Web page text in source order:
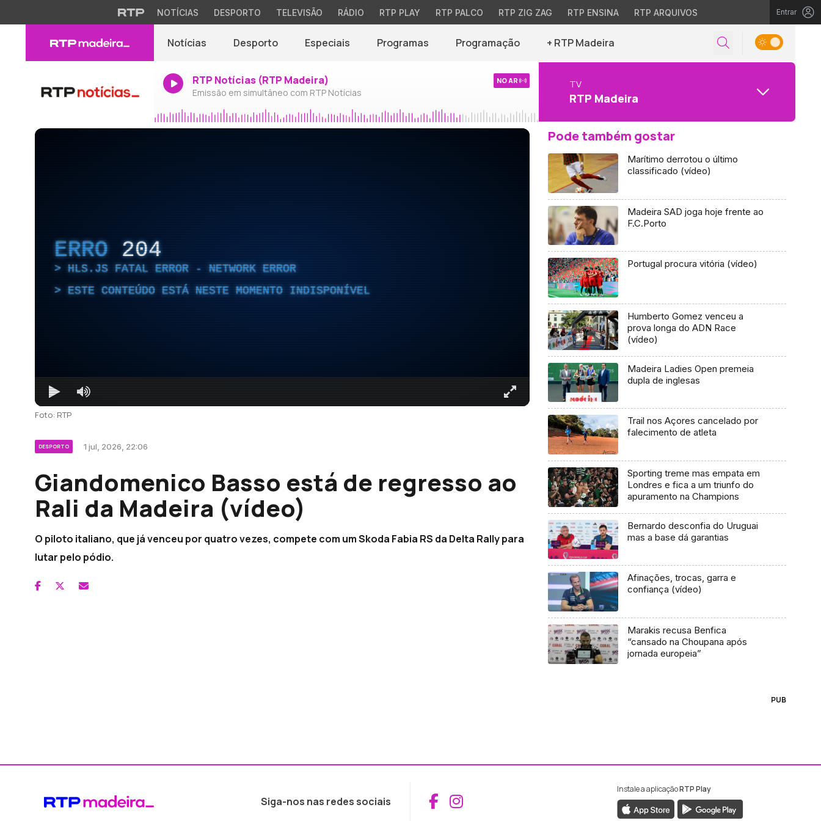
NOTÍCIAS DESPORTO TELEVISÃO RÁDIO RTP PLAY RTP PALCO RTP ZIG ZAG RTP ENSINA RTP ARQUIVOS Entrar
Notícias Desporto Especiais Programas Programação + RTP Madeira
RTP Notícias (RTP Madeira)
Emissão em simultâneo com RTP Notícias
NO AR TV
RTP Madeira
ERRO 204
HLS.JS FATAL ERROR - NETWORK ERROR
ESTE CONTEÚDO ESTÁ NESTE MOMENTO INDISPONÍVEL
Foto: RTP
DESPORTO 1 jul, 2026, 22:06
Giandomenico Basso está de regresso ao
Rali da Madeira (vídeo)
O piloto italiano, que já venceu por quatro vezes, compete com um Skoda Fabia RS da Delta Rally para
lutar pelo pódio.
Pode também gostar
Marítimo derrotou o último
classificado (vídeo)
Madeira SAD joga hoje frente ao
F.C.Porto
Portugal procura vitória (vídeo)
Humberto Gomez venceu a
prova longa do ADN Race
(vídeo)
Madeira Ladies Open premeia
dupla de inglesas
Trail nos Açores cancelado por
falecimento de atleta
Sporting treme mas empata em
Londres e fica a um triunfo do
apuramento na Champions
Bernardo desconfia do Uruguai
mas a base dá garantias
Afinações, trocas, garra e
confiança (vídeo)
Marakis recusa Benfica
“cansado na Choupana após
jornada europeia”
PUB
Siga-nos nas redes sociais Aceder ao Facebook da RTP Madeira
Aceder ao Instagram da RTP Madeira
Instale a aplicaçãoRTP Play